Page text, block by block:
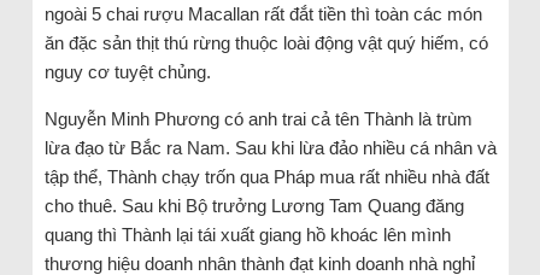
ngoài 5 chai rượu Macallan rất đắt tiền thì toàn các món
ăn đặc sản thịt thú rừng thuộc loài động vật quý hiếm, có
nguy cơ tuyệt chủng.
Nguyễn Minh Phương có anh trai cả tên Thành là trùm
lừa đạo từ Bắc ra Nam. Sau khi lừa đảo nhiều cá nhân và
tập thể, Thành chạy trốn qua Pháp mua rất nhiều nhà đất
cho thuê. Sau khi Bộ trưởng Lương Tam Quang đăng
quang thì Thành lại tái xuất giang hồ khoác lên mình
thương hiệu doanh nhân thành đạt kinh doanh nhà nghỉ